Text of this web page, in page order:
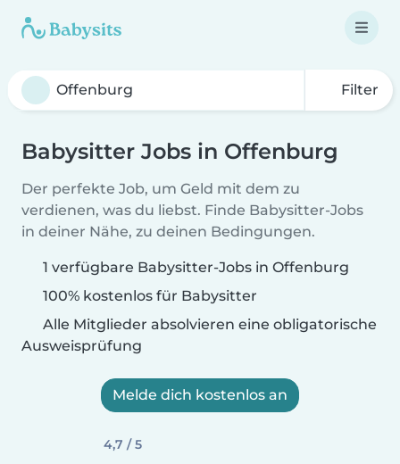
Filter
Babysitter Jobs in Offenburg
Der perfekte Job, um Geld mit dem zu
verdienen, was du liebst. Finde Babysitter-Jobs
in deiner Nähe, zu deinen Bedingungen.
1 verfügbare Babysitter-Jobs in Offenburg
100% kostenlos für Babysitter
Alle Mitglieder absolvieren eine obligatorische
Ausweisprüfung
Melde dich kostenlos an
4,7 / 5